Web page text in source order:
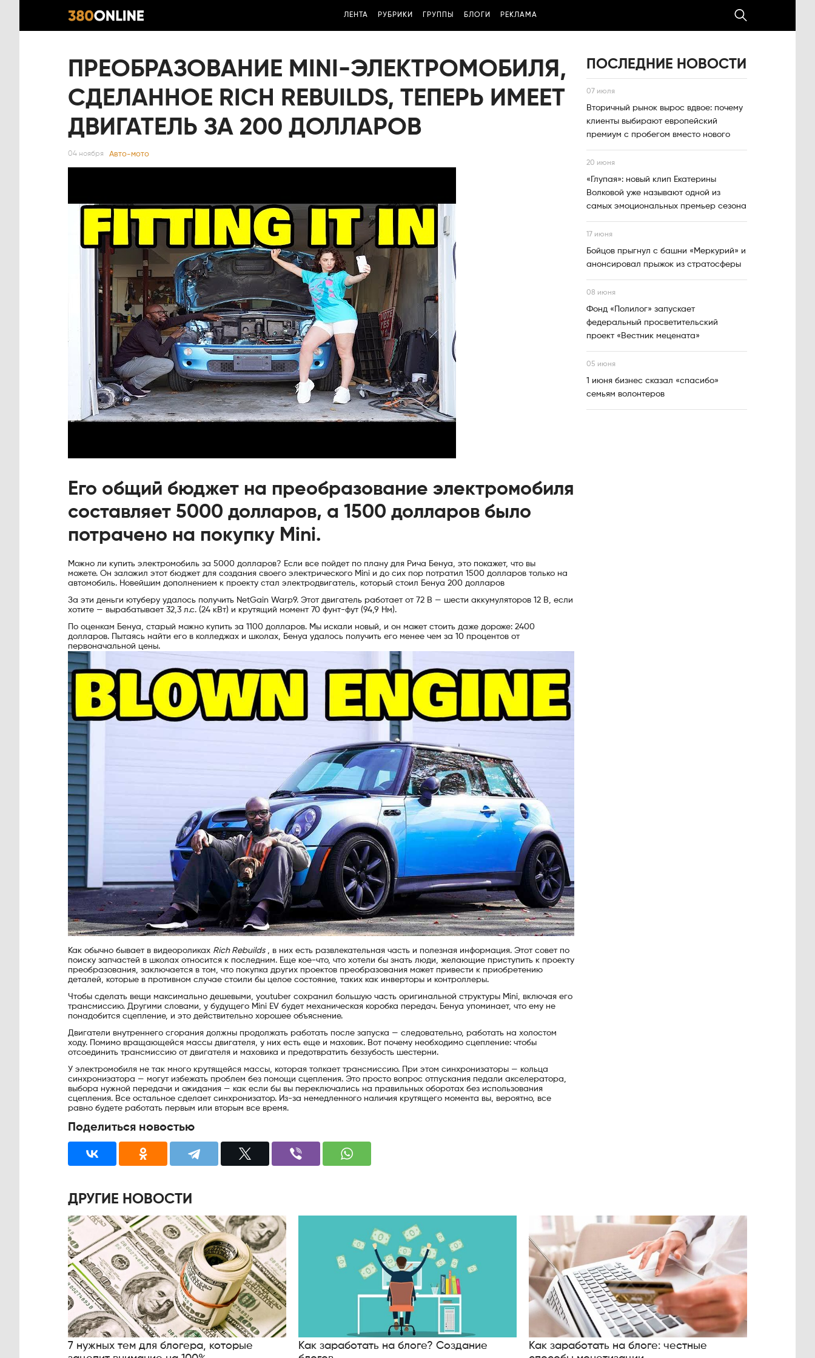
ЛЕНТА РУБРИКИ ГРУППЫ БЛОГИ РЕКЛАМА
ПРЕОБРАЗОВАНИЕ MINI-ЭЛЕКТРОМОБИЛЯ,
СДЕЛАННОЕ RICH REBUILDS, ТЕПЕРЬ ИМЕЕТ
ДВИГАТЕЛЬ ЗА 200 ДОЛЛАРОВ
04 ноября Авто-мото
Его общий бюджет на преобразование электромобиля
составляет 5000 долларов, а 1500 долларов было
потрачено на покупку Mini.
Можно ли купить электромобиль за 5000 долларов? Если все пойдет по плану для Рича Бенуа, это покажет, что вы
можете. Он заложил этот бюджет для создания своего электрического Mini и до сих пор потратил 1500 долларов только на
автомобиль. Новейшим дополнением к проекту стал электродвигатель, который стоил Бенуа 200 долларов
За эти деньги ютуберу удалось получить NetGain Warp9. Этот двигатель работает от 72 В — шести аккумуляторов 12 В, если
хотите — вырабатывает 32,3 л.с. (24 кВт) и крутящий момент 70 фунт-фут (94,9 Нм).
По оценкам Бенуа, старый можно купить за 1100 долларов. Мы искали новый, и он может стоить даже дороже: 2400
долларов. Пытаясь найти его в колледжах и школах, Бенуа удалось получить его менее чем за 10 процентов от
первоначальной цены.
Как обычно бывает в видеороликах Rich Rebuilds, в них есть развлекательная часть и полезная информация. Этот совет по
поиску запчастей в школах относится к последним. Еще кое-что, что хотели бы знать люди, желающие приступить к проекту
преобразования, заключается в том, что покупка других проектов преобразования может привести к приобретению
деталей, которые в противном случае стоили бы целое состояние, таких как инверторы и контроллеры.
Чтобы сделать вещи максимально дешевыми, youtuber сохранил большую часть оригинальной структуры Mini, включая его
трансмиссию. Другими словами, у будущего Mini EV будет механическая коробка передач. Бенуа упоминает, что ему не
понадобится сцепление, и это действительно хорошее объяснение.
Двигатели внутреннего сгорания должны продолжать работать после запуска — следовательно, работать на холостом
ходу. Помимо вращающейся массы двигателя, у них есть еще и маховик. Вот почему необходимо сцепление: чтобы
отсоединить трансмиссию от двигателя и маховика и предотвратить беззубость шестерни.
У электромобиля не так много крутящейся массы, которая толкает трансмиссию. При этом синхронизаторы — кольца
синхронизатора — могут избежать проблем без помощи сцепления. Это просто вопрос отпускания педали акселератора,
выбора нужной передачи и ожидания — как если бы вы переключались на правильных оборотах без использования
сцепления. Все остальное сделает синхронизатор. Из-за немедленного наличия крутящего момента вы, вероятно, все
равно будете работать первым или вторым все время.
Поделиться новостью
ПОСЛЕДНИЕ НОВОСТИ
07 июля
Вторичный рынок вырос вдвое: почему
клиенты выбирают европейский
премиум с пробегом вместо нового
20 июня
«Глупая»: новый клип Екатерины
Волковой уже называют одной из
самых эмоциональных премьер сезона
17 июня
Бойцов прыгнул с башни «Меркурий» и
анонсировал прыжок из стратосферы
08 июня
Фонд «Полилог» запускает
федеральный просветительский
проект «Вестник мецената»
05 июня
1 июня бизнес сказал «спасибо»
семьям волонтеров
ДРУГИЕ НОВОСТИ
7 нужных тем для блогера, которые
Как заработать на блоге? Создание
Как заработать на блоге: честные